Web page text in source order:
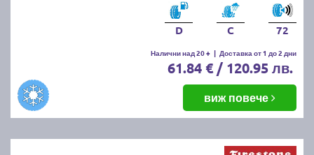
D C 72
Налични над 20 + | Доставка от 1 до 2 дни
61.84 € / 120.95 лв.
виж повече